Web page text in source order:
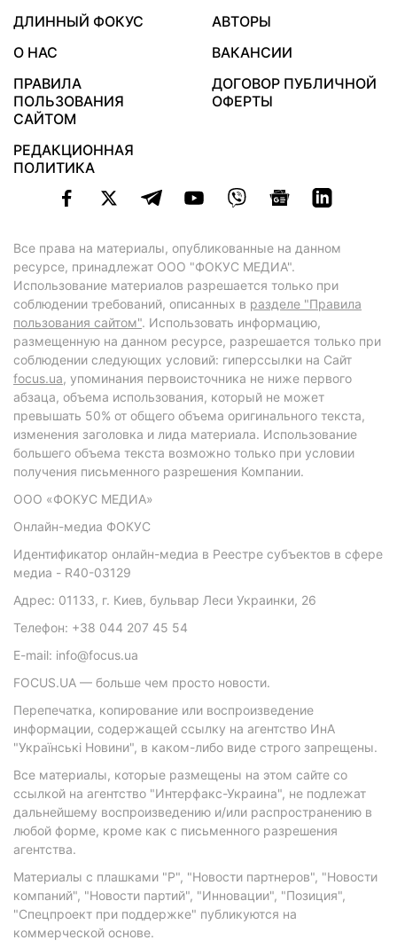
ДЛИННЫЙ ФОКУС
АВТОРЫ
О НАС
ВАКАНСИИ
ПРАВИЛА
ПОЛЬЗОВАНИЯ
САЙТОМ
ДОГОВОР ПУБЛИЧНОЙ
ОФЕРТЫ
РЕДАКЦИОННАЯ
ПОЛИТИКА
Все права на материалы, опубликованные на данном
ресурсе, принадлежат ООО "ФОКУС МЕДИА".
Использование материалов разрешается только при
соблюдении требований, описанных в разделе "Правила
пользования сайтом". Использовать информацию,
размещенную на данном ресурсе, разрешается только при
соблюдении следующих условий: гиперссылки на Сайт
focus.ua, упоминания первоисточника не ниже первого
абзаца, объема использования, который не может
превышать 50% от общего объема оригинального текста,
изменения заголовка и лида материала. Использование
большего объема текста возможно только при условии
получения письменного разрешения Компании.
ООО «ФОКУС МЕДИА»
Онлайн-медиа ФОКУС
Идентификатор онлайн-медиа в Реестре субъектов в сфере
медиа - R40-03129
Адрес: 01133, г. Киев, бульвар Леси Украинки, 26
Телефон: +38 044 207 45 54
E-mail: info@focus.ua
FOCUS.UA — больше чем просто новости.
Перепечатка, копирование или воспроизведение
информации, содержащей ссылку на агентство ИнА
"Українські Новини", в каком-либо виде строго запрещены.
Все материалы, которые размещены на этом сайте со
ссылкой на агентство "Интерфакс-Украина", не подлежат
дальнейшему воспроизведению и/или распространению в
любой форме, кроме как с письменного разрешения
агентства.
Материалы с плашками "Р", "Новости партнеров", "Новости
компаний", "Новости партий", "Инновации", "Позиция",
"Спецпроект при поддержке" публикуются на
коммерческой основе.